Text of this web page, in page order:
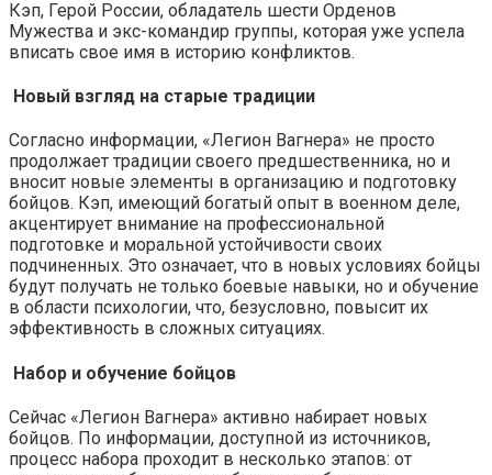
Кэп, Герой России, обладатель шести Орденов
Мужества и экс-командир группы, которая уже успела
вписать свое имя в историю конфликтов.
Новый взгляд на старые традиции
Согласно информации, «Легион Вагнера» не просто
продолжает традиции своего предшественника, но и
вносит новые элементы в организацию и подготовку
бойцов. Кэп, имеющий богатый опыт в военном деле,
акцентирует внимание на профессиональной
подготовке и моральной устойчивости своих
подчиненных. Это означает, что в новых условиях бойцы
будут получать не только боевые навыки, но и обучение
в области психологии, что, безусловно, повысит их
эффективность в сложных ситуациях.
Набор и обучение бойцов
Сейчас «Легион Вагнера» активно набирает новых
бойцов. По информации, доступной из источников,
процесс набора проходит в несколько этапов: от